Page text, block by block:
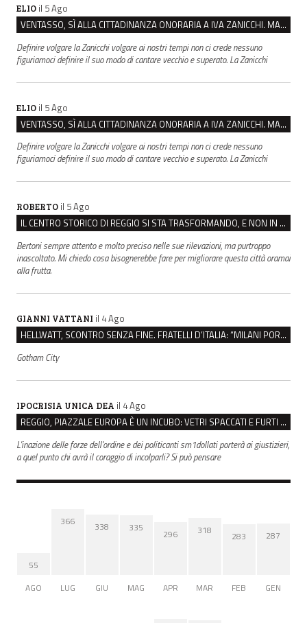
ELIO il 5 Ago
VENTASSO, SÌ ALLA CITTADINANZA ONORARIA A IVA ZANICCHI. MA BARGIACCHI: “È DI PESSIMO GUSTO”
Definire volgare la Zanicchi volgare ai nostri tempi non ci crede nessuno
figuriamoci definire il suo modo di cantare vecchio e superato. La Zanicchi
ELIO il 5 Ago
VENTASSO, SÌ ALLA CITTADINANZA ONORARIA A IVA ZANICCHI. MA BARGIACCHI: “È DI PESSIMO GUSTO”
Definire volgare la Zanicchi volgare ai nostri tempi non ci crede nessuno
figuriamoci definire il suo modo di cantare vecchio e superato. La Zanicchi
ROBERTO il 5 Ago
IL CENTRO STORICO DI REGGIO SI STA TRASFORMANDO, E NON IN MEGLIO
Bertoni sempre attento e molto preciso nelle sue rilevazioni, ma purtroppo
inascoltato. Mi chiedo cosa bisognerebbe fare per migliorare questa città oramai
alla frutta.
GIANNI VATTANI il 4 Ago
HELLWATT, SCONTRO SENZA FINE. FRATELLI D’ITALIA: “MILANI PORTA DOCUMENTI, DE FRANCO INSULTI”
Gotham City
IPOCRISIA UNICA DEA il 4 Ago
REGGIO, PIAZZALE EUROPA È UN INCUBO: VETRI SPACCATI E FURTI SULLE AUTO IN SOSTA
L'inazione delle forze dell'ordine e dei politicanti sm1dollati porterà ai giustizieri,
a quel punto chi avrà il coraggio di incolparli? Si può pensare
55
AGO
366
LUG
338
GIU
335
MAG
296
APR
318
MAR
283
FEB
287
GEN